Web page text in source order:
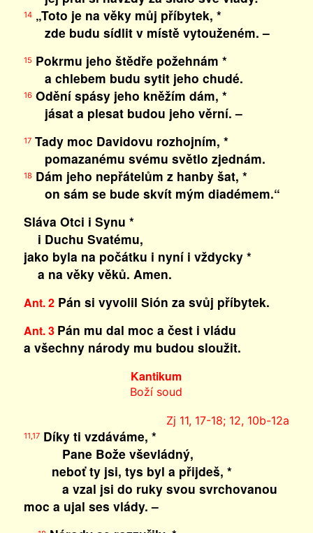
14„Toto je na věky můj příbytek, *
zde budu sídlit v místě vytouženém. –
15 Pokrmu jeho štědře požehnám *
a chlebem budu sytit jeho chudé.
16Odění spásy jeho kněžím dám, *
jásat a plesat budou jeho věrní. –
17Tady moc Davidovu rozhojním, *
pomazanému svému světlo zjednám.
18 Dám jeho nepřátelům z hanby šat, *
on sám se bude skvít mým diadémem.“
Sláva Otci i Synu *
i Duchu Svatému,
jako byla na počátku i nyní i vždycky *
a na věky věků. Amen.
Ant. 2Pán si vyvolil Sión za svůj příbytek.
Ant. 3 Pán mu dal moc a čest i vládu
a všechny národy mu budou sloužit.
Kantikum
Boží soud
Zj 11, 17-18; 12, 10b-12a
11,17Díky ti vzdáváme, *
Pane Bože vševládný,
neboť ty jsi, tys byl a přijdeš, *
a vzal jsi do ruky svou svrchovanou
moc a ujal ses vlády. –